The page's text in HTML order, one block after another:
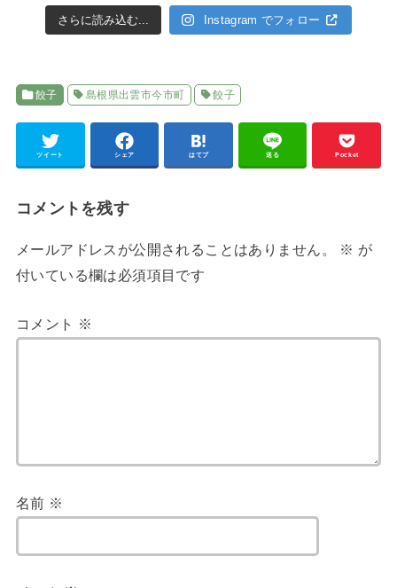
さらに読み込む... Instagram でフォロー
餃子 島根県出雲市今市町 餃子
ツイート シェア はてブ 送る Pocket
コメントを残す
メールアドレスが公開されることはありません。 ※ が
付いている欄は必須項目です
コメント ※
名前 ※